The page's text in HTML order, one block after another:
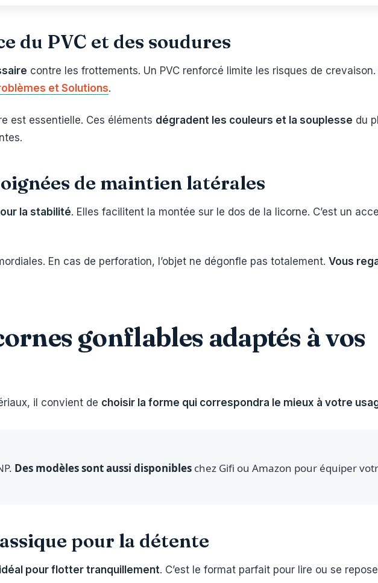
du PVC et des soudures
contre les frottements. Un PVC renforcé limite les risques de
et Solutions.
est essentielle. Ces éléments dégradent les couleurs et la souplesse du
de maintien latérales
la stabilité. Elles facilitent la montée sur le dos de la licorne. C’est un
En cas de perforation, l’objet ne dégonfle pas totalement. Vous
gonflables adaptés à vos
il convient de choisir la forme qui correspondra le mieux à votre
Des modèles sont aussi disponibles chez Gifi ou Amazon pour équiper
pour la détente
idéal pour flotter tranquillement. C’est le format parfait pour lire ou se